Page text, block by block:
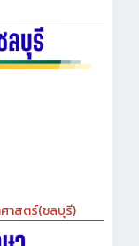
าสตร์(ชลบุรี)